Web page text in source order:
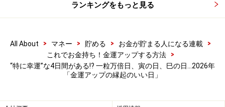
「満月に向かう、満ちていく月の時期」と「新月に向か
満ちていく時期は、増やす時期。
欠けていく時期は、手放す時期。このイメージを加えて
ランキングをもっと見る
All About > マネー > 貯める > お金が貯まる人になる連載
>
これでお金持ち！金運アップする方法
>
“特に幸運”な4日間がある!? 一粒万倍日、寅の日、巳の日…2026年
「金運アップの縁起のいい日」